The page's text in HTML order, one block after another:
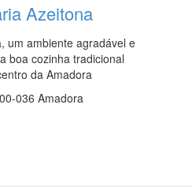
Azeitona
um ambiente agradável e
boa cozinha tradicional
da Amadora
036 Amadora